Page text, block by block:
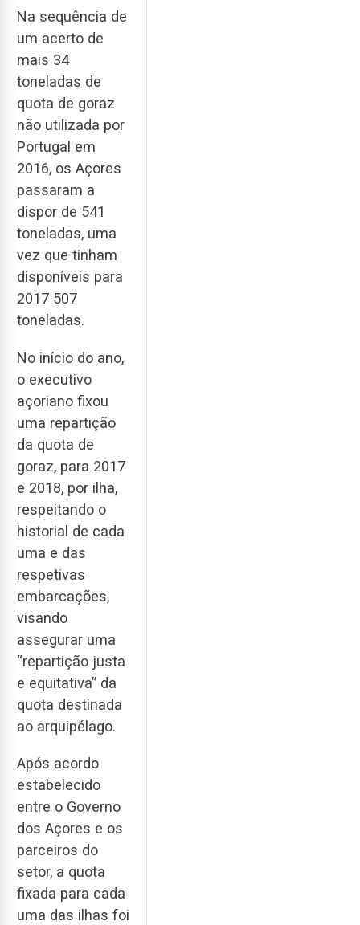
Na sequência de
um acerto de
mais 34
toneladas de
quota de goraz
não utilizada por
Portugal em
2016, os Açores
passaram a
dispor de 541
toneladas, uma
vez que tinham
disponíveis para
2017 507
toneladas.
No início do ano,
o executivo
açoriano fixou
uma repartição
da quota de
goraz, para 2017
e 2018, por ilha,
respeitando o
historial de cada
uma e das
respetivas
embarcações,
visando
assegurar uma
“repartição justa
e equitativa” da
quota destinada
ao arquipélago.
Após acordo
estabelecido
entre o Governo
dos Açores e os
parceiros do
setor, a quota
fixada para cada
uma das ilhas foi